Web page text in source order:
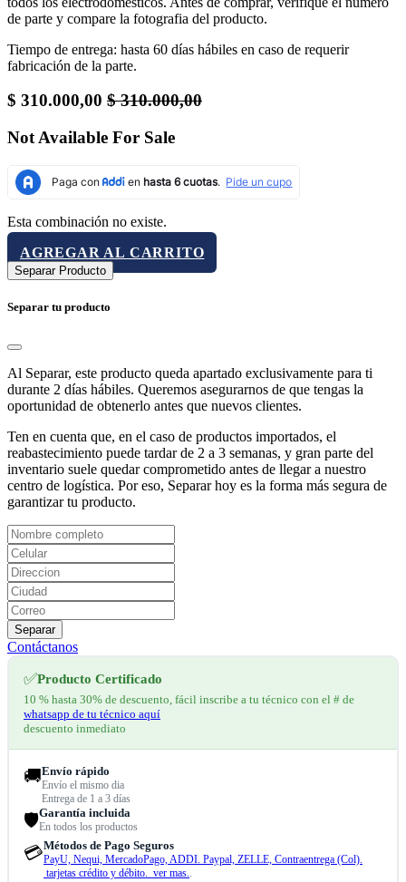
de parte y compare la fotografia del producto.
Tiempo de entrega: hasta 60 días hábiles en caso de requerir
fabricación de la parte.
$ 310.000,00 $310.000,00
Not Available For Sale
Esta combinación no existe.
AGREGAR AL CARRITO
Separar Producto
Separar tu producto
Al Separar, este producto queda apartado exclusivamente para ti
durante 2 días hábiles. Queremos asegurarnos de que tengas la
oportunidad de obtenerlo antes que nuevos clientes.
Ten en cuenta que, en el caso de productos importados, el
reabastecimiento puede tardar de 2 a 3 semanas, y gran parte del
inventario suele quedar comprometido antes de llegar a nuestro
centro de logística. Por eso, Separar hoy es la forma más segura de
garantizar tu producto.
Separar
Contáctanos
✅Producto Certificado
10 % hasta 30% de descuento, fácil inscribe a tu técnico con el # de
whatsapp de tu técnico aquí
descuento inmediato
🚚Envío rápido
Envío el mismo dia
Entrega de 1 a 3 días
🛡️Garantía incluida
En todos los productos
💳Métodos de Pago Seguros
PayU, Nequi, MercadoPago, ADDI. Paypal, ZELLE, Contraentrega (Col).
tarjetas crédito y débito. ver mas..